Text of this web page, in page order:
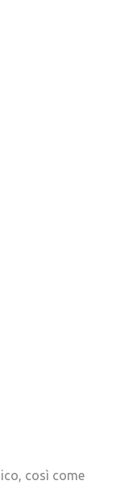
così come